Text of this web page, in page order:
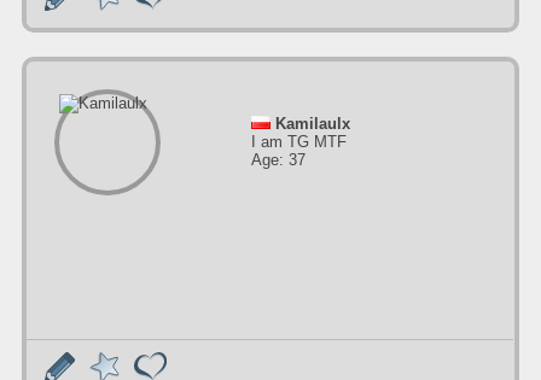
Kamilaulx
I am TG MTF
Age: 37